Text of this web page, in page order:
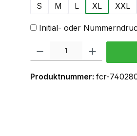
S
M L XL XXL
Initial- oder
Produkt Anzahl: Gib den
Produktnummer: fcr-